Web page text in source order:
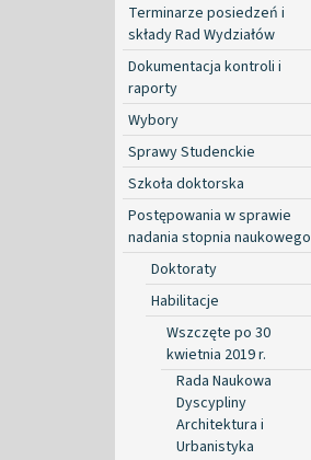
Terminarze posiedzeń i
składy Rad Wydziałów
Dokumentacja kontroli i
raporty
Wybory
Sprawy Studenckie
Szkoła doktorska
Postępowania w sprawie
nadania stopnia naukowego
Doktoraty
Habilitacje
Wszczęte po 30
kwietnia 2019 r.
Rada Naukowa
Dyscypliny
Architektura i
Urbanistyka